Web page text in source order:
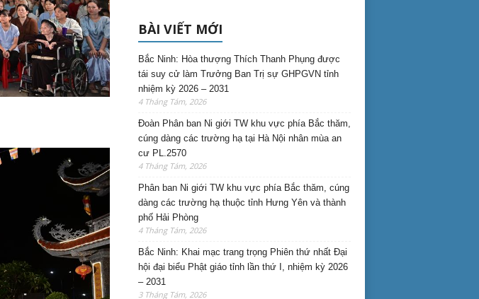
BÀI VIẾT MỚI
Bắc Ninh: Hòa thượng Thích Thanh Phụng được
tái suy cử làm Trưởng Ban Trị sự GHPGVN tỉnh
nhiệm kỳ 2026 – 2031
4 Tháng Tám, 2026
Đoàn Phân ban Ni giới TW khu vực phía Bắc thăm,
cúng dàng các trường hạ tại Hà Nội nhân mùa an
cư PL.2570
4 Tháng Tám, 2026
Phân ban Ni giới TW khu vực phía Bắc thăm, cúng
dàng các trường hạ thuộc tỉnh Hưng Yên và thành
phố Hải Phòng
4 Tháng Tám, 2026
Bắc Ninh: Khai mạc trang trọng Phiên thứ nhất Đại
hội đại biểu Phật giáo tỉnh lần thứ I, nhiệm kỳ 2026
– 2031
3 Tháng Tám, 2026